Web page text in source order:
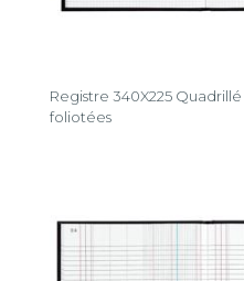
Registre 340X225
foliotées